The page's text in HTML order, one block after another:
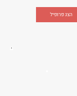
הצג פרופיל